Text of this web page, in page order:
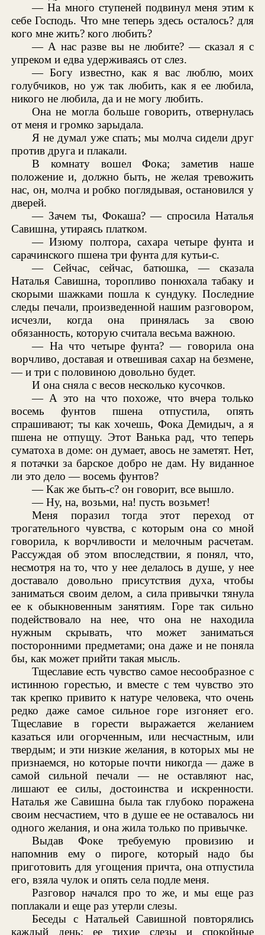
— На много ступеней подвинул меня этим к
себе Господь. Что мне теперь здесь осталось? для
кого мне жить? кого любить?
— А нас разве вы не любите? — сказал я с
упреком и едва удерживаясь от слез.
— Богу известно, как я вас люблю, моих
голубчиков, но уж так любить, как я ее любила,
никого не любила, да и не могу любить.
Она не могла больше говорить, отвернулась
от меня и громко зарыдала.
Я не думал уже спать; мы молча сидели друг
против друга и плакали.
В комнату вошел Фока; заметив наше
положение и, должно быть, не желая тревожить
нас, он, молча и робко поглядывая, остановился у
дверей.
— Зачем ты, Фокаша? — спросила Наталья
Савишна, утираясь платком.
— Изюму полтора, сахара четыре фунта и
сарачинского пшена три фунта для кутьи-с.
— Сейчас, сейчас, батюшка, — сказала
Наталья Савишна, торопливо понюхала табаку и
скорыми шажками пошла к сундуку. Последние
следы печали, произведенной нашим разговором,
исчезли, когда она принялась за свою
обязанность, которую считала весьма важною.
— На что четыре фунта? — говорила она
ворчливо, доставая и отвешивая сахар на безмене,
— и три с половиною довольно будет.
И она сняла с весов несколько кусочков.
— А это на что похоже, что вчера только
восемь фунтов пшена отпустила, опять
спрашивают; ты как хочешь, Фока Демидыч, а я
пшена не отпущу. Этот Ванька рад, что теперь
суматоха в доме: он думает, авось не заметят. Нет,
я потачки за барское добро не дам. Ну виданное
ли это дело — восемь фунтов?
— Как же быть-с? он говорит, все вышло.
— Ну, на, возьми, на! пусть возьмет!
Меня поразил тогда этот переход от
трогательного чувства, с которым она со мной
говорила, к ворчливости и мелочным расчетам.
Рассуждая об этом впоследствии, я понял, что,
несмотря на то, что у нее делалось в душе, у нее
доставало довольно присутствия духа, чтобы
заниматься своим делом, а сила привычки тянула
ее к обыкновенным занятиям. Горе так сильно
подействовало на нее, что она не находила
нужным скрывать, что может заниматься
посторонними предметами; она даже и не поняла
бы, как может прийти такая мысль.
Тщеславие есть чувство самое несообразное с
истинною горестью, и вместе с тем чувство это
так крепко привито к натуре человека, что очень
редко даже самое сильное горе изгоняет его.
Тщеславие в горести выражается желанием
казаться или огорченным, или несчастным, или
твердым; и эти низкие желания, в которых мы не
признаемся, но которые почти никогда — даже в
самой сильной печали — не оставляют нас,
лишают ее силы, достоинства и искренности.
Наталья же Савишна была так глубоко поражена
своим несчастием, что в душе ее не оставалось ни
одного желания, и она жила только по привычке.
Выдав Фоке требуемую провизию и
напомнив ему о пироге, который надо бы
приготовить для угощения причта, она отпустила
его, взяла чулок и опять села подле меня.
Разговор начался про то же, и мы еще раз
поплакали и еще раз утерли слезы.
Беседы с Натальей Савишной повторялись
каждый день; ее тихие слезы и спокойные